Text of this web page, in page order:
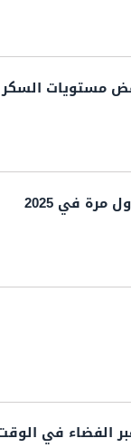
مستويات السكر
الفضاء في